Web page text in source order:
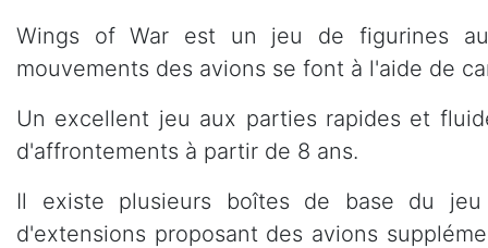
Wings of War est un jeu de figurines
mouvements des avions se font à l'aide de
Un excellent jeu aux parties rapides et
d'affrontements à partir de 8 ans.
Il existe plusieurs boîtes de base du
d'extensions proposant des avions